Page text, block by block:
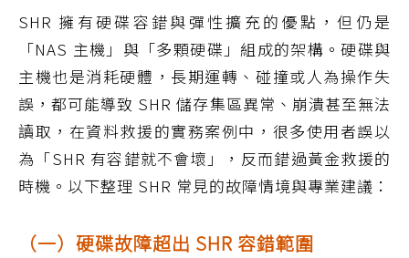
SHR 擁有硬碟容錯與彈性擴充的優點，但仍是
「NAS 主機」與「多顆硬碟」組成的架構。硬碟與
主機也是消耗硬體，長期運轉、碰撞或人為操作失
誤，都可能導致 SHR 儲存集區異常、崩潰甚至無法
讀取，在資料救援的實務案例中，很多使用者誤以
為「SHR 有容錯就不會壞」，反而錯過黃金救援的
時機。以下整理 SHR 常見的故障情境與專業建議：
（一）硬碟故障超出 SHR 容錯範圍